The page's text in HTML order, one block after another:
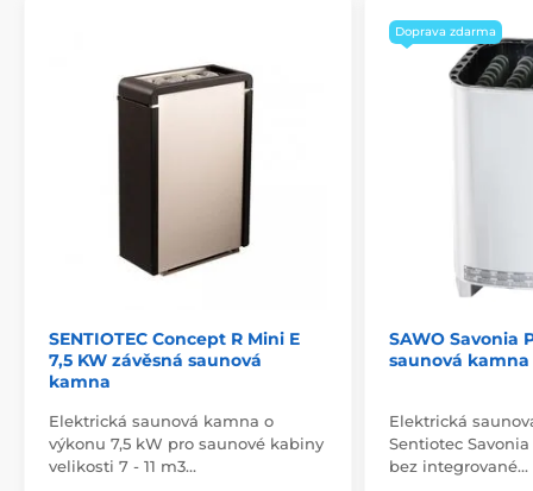
SENTIOTEC Concept R Mini E
7,5 KW závěsná saunová
kamna
Elektrická saunová kamna o
výkonu 7,5 kW pro saunové kabiny
velikosti 7 - 11 m3…
Doprava zdarma
SAWO Savonia
saunová kamna
Elektrická
Sentiotec
bez integrované…